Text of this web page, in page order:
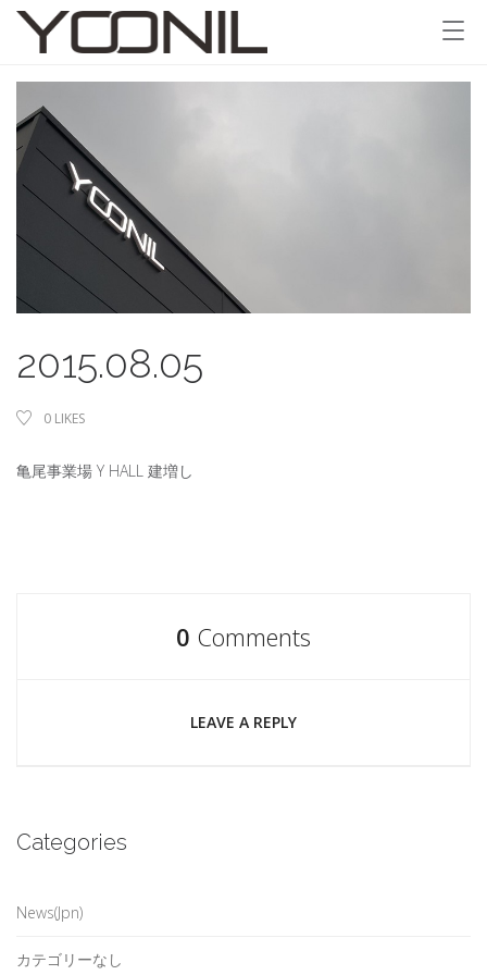
2015.08.05
0 LIKES
亀尾事業場 Y HALL 建増し
0 Comments
LEAVE A REPLY
Categories
News(Jpn)
カテゴリーなし